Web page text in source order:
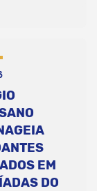
EM
DO